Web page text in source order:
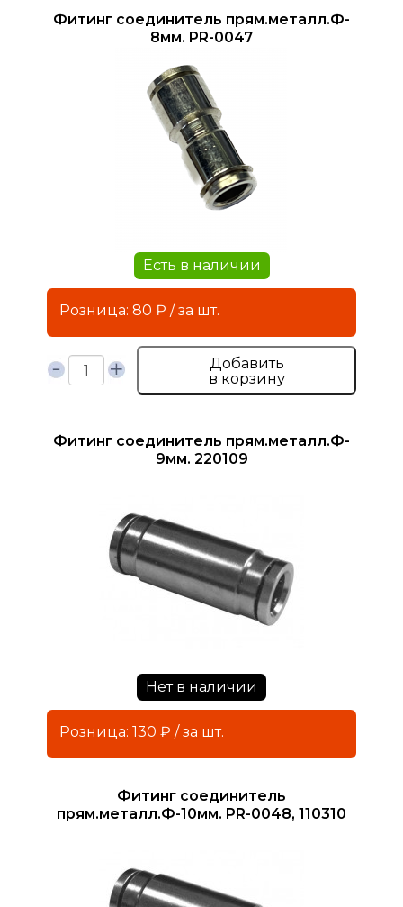
Фитинг соединитель прям.металл.Ф-
8мм. PR-0047
Есть в наличии
Розница: 80 ₽ / за шт.
Добавить
в корзину
Фитинг соединитель прям.металл.Ф-
9мм. 220109
Нет в наличии
Розница: 130 ₽ / за шт.
Фитинг соединитель
прям.металл.Ф-10мм. PR-0048, 110310